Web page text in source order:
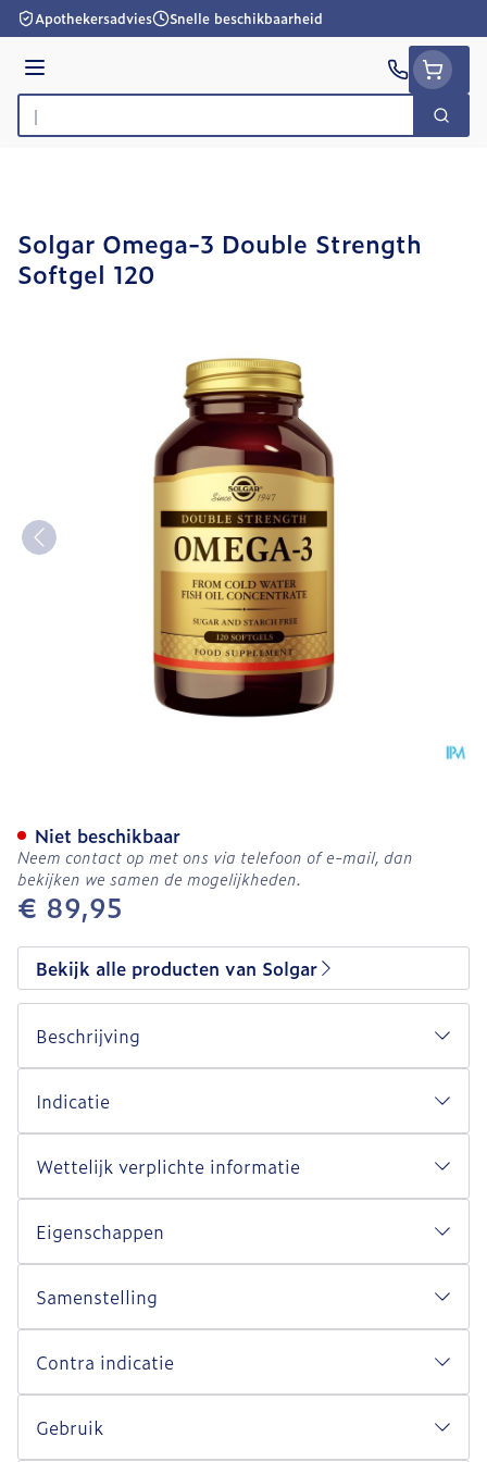
Ga naar de inhoud
Apothekersadvies Snelle beschikbaarheid
Menu
Product, merk, categorie...
Zoek
Solgar Omega-3 Double Strength
Softgel 120
€ 89,95
Niet beschikbaar
Neem contact op met ons via telefoon of e-mail, dan
bekijken we samen de mogelijkheden.
Bekijk alle producten van Solgar
Beschrijving
Indicatie
Wettelijk verplichte informatie
Eigenschappen
Samenstelling
Contra indicatie
Gebruik